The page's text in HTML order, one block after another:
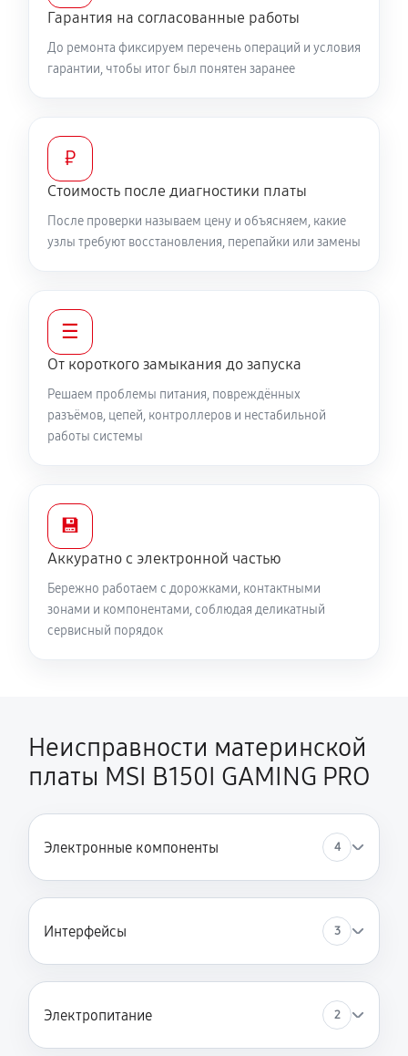
Гарантия на согласованные работы
До ремонта фиксируем перечень операций и условия
гарантии, чтобы итог был понятен заранее
₽
Стоимость после диагностики платы
После проверки называем цену и объясняем, какие
узлы требуют восстановления, перепайки или замены
☰
От короткого замыкания до запуска
Решаем проблемы питания, повреждённых
разъёмов, цепей, контроллеров и нестабильной
работы системы
💾
Аккуратно с электронной частью
Бережно работаем с дорожками, контактными
зонами и компонентами, соблюдая деликатный
сервисный порядок
Неисправности материнской
платы MSI B150I GAMING PRO
Электронные компоненты 4
Интерфейсы 3
Электропитание 2